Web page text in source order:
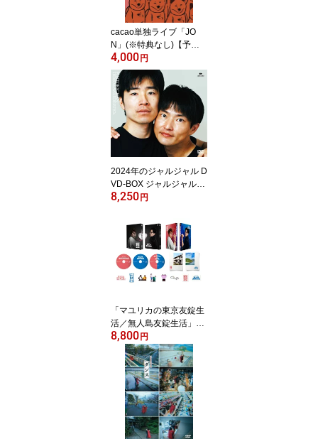
cacao単独ライブ「JO
N」(※特典なし)【予
約】
4,000円
2024年のジャルジャル D
VD-BOX ジャルジャルの
のじゃら＆ジャルジャル
8,250円
「マユリカの東京友錠生
活／無人島友錠生活」D
VD-BOX完全版
8,800円